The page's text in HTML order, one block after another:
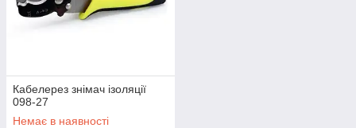
Кабелерез знімач ізоляції
098-27
Немає в наявності